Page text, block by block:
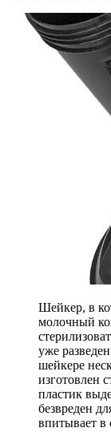
Шейкер, в
молочный
уже
шейкере
изготовлен
пластик
безвреден
впитывает в